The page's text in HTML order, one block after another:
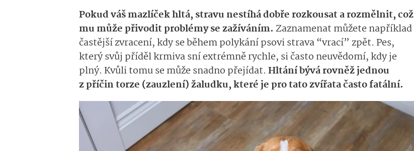
Pokud váš mazlíček hltá, stravu nestíhá dobře rozkousat a rozmělnit, což
mu může přivodit problémy se zažíváním. Zaznamenat můžete například
častější zvracení, kdy se během polykání psovi strava “vrací” zpět. Pes,
který svůj příděl krmiva sní extrémně rychle, si často neuvědomí, kdy je
plný. Kvůli tomu se může snadno přejídat. Hltání bývá rovněž jednou
z příčin torze (zauzlení) žaludku, které je pro tato zvířata často fatální.